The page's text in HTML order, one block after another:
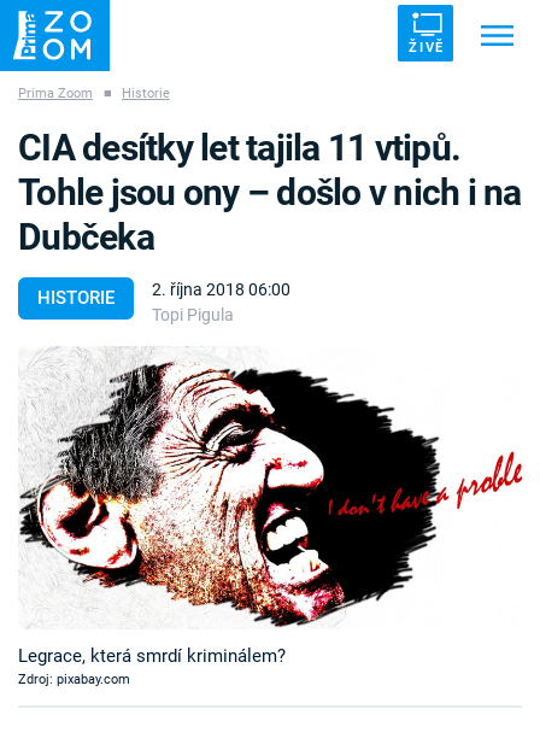
ŽIVĚ
ZÁHADY VETŘELCI DÁVNOVĚKU
Témata
Témata
Pořady
TV Program
Časopis
Sledujte prima+
Prima Zoom ■ Historie
HISTORIE
2. října 2018 06:00
Topi Pigula
CIA desítky let tajila 11 vtipů.
Tohle jsou ony – došlo v nich i na
Dubčeka
Legrace, která smrdí kriminálem?
Zdroj: pixabay.com